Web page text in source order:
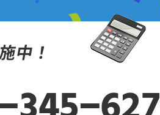
中！
345-627